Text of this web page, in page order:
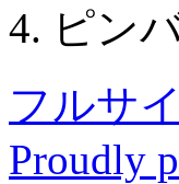
ピン
フルサ
Proudly